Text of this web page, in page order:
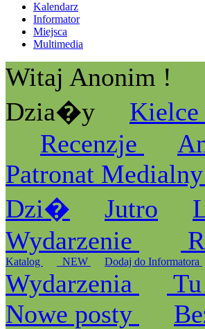
Kalendarz
Informator
Miejsca
Multimedia
Witaj Anonim !
Dzia�y
Kielce
Recenzje
Patronat Medialny
Dzi�
Jutro
Wydarzenie
Katalog _NEW Dodaj do Informatora
Wydarzenia
Nowe posty